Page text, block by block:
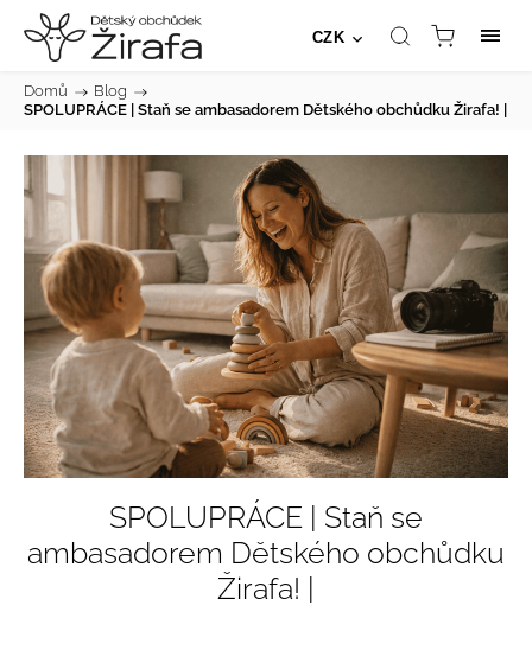
CZK
Domů / Blog /
SPOLUPRÁCE | Staň se ambasadorem Dětského obchůdku Žirafa! |
SPOLUPRÁCE | Staň se
ambasadorem Dětského obchůdku
Žirafa! |